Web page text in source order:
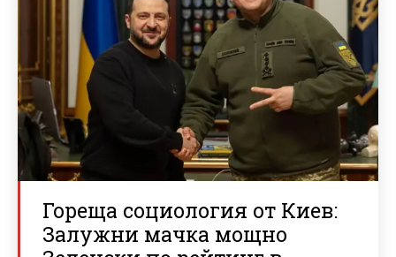
Гореща социология от Киев:
Залужни мачка мощно